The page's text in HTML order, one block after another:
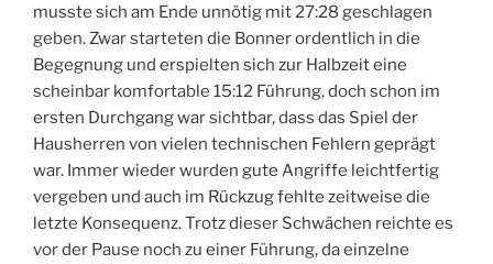
musste sich am Ende unnötig mit 27:28 geschlagen
geben. Zwar starteten die Bonner ordentlich in die
Begegnung und erspielten sich zur Halbzeit eine
scheinbar komfortable 15:12 Führung, doch schon im
ersten Durchgang war sichtbar, dass das Spiel der
Hausherren von vielen technischen Fehlern geprägt
war. Immer wieder wurden gute Angriffe leichtfertig
vergeben und auch im Rückzug fehlte zeitweise die
letzte Konsequenz. Trotz dieser Schwächen reichte es
vor der Pause noch zu einer Führung, da einzelne